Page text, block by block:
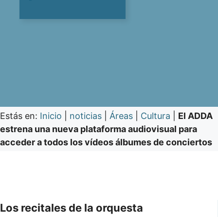
Estás en: Inicio noticias Áreas Cultura
El ADDA
estrena una nueva plataforma audiovisual para
acceder a todos los vídeos álbumes de conciertos
Los recitales de la orquesta